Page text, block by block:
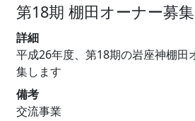
第18期 棚田オーナー募集
詳細
平成26年度、第18期の岩座神棚田
集します
備考
交流事業